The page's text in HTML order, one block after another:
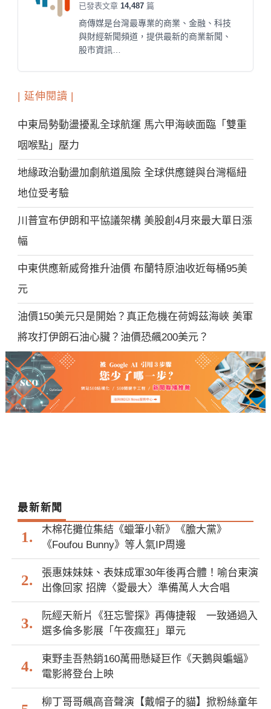
已發表文章 14,487 篇
商傳媒是台灣最專業的商業、金融、科技
與財經新聞頻道，提供最新的商業新聞、
股市資訊…
| 延伸閱讀 |
中東局勢動盪擾亂全球航運 馬六甲海峽面臨「雙重
咽喉點」壓力
地緣政治動盪加劇航道風險 全球供應鏈與台灣樞紐
地位受考驗
川普宣布伊朗和平協議架構 美股創4月來最大單日漲
幅
中東供應新威脅推升油價 布蘭特原油收近每桶95美
元
油價150美元只是開始？真正危機在荷姆茲海峽 美軍
將攻打伊朗石油心臟？油價恐飆200美元？
最新新聞
木棉花攤位集結《蠟筆小新》《膽大黨》
《Foufou Bunny》等人氣IP周邊
張惠妹妹妹、表妹成軍30年後再合體！喻台東演
出像回家 招牌〈愛最大〉準備萬人大合唱
阮經天新片《狂忘警探》再傳捷報 一致通過入
選多倫多影展「午夜瘋狂」單元
東野圭吾熱銷160萬冊懸疑巨作《天鵝與蝙蝠》
電影將登台上映
柳丁哥哥飆高音聲演【戴帽子的貓】掀粉絲童年